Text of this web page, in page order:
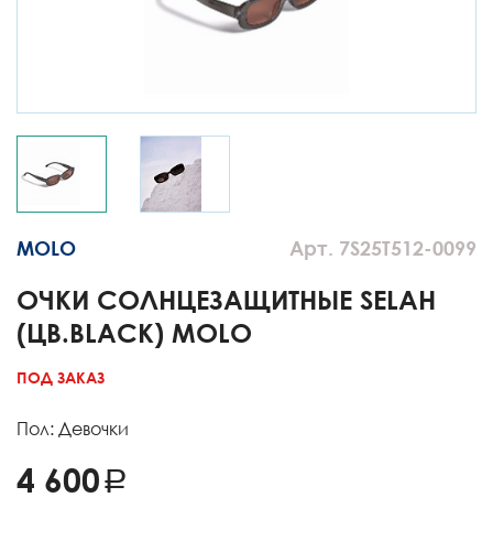
Арт. 7S25T512-0099
MOLO
ОЧКИ СОЛНЦЕЗАЩИТНЫЕ SELAH
(ЦВ.BLACK) MOLO
ПОД ЗАКАЗ
Пол: Девочки
4 600